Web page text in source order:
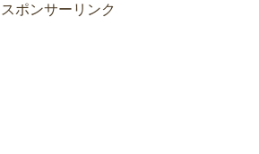
スポンサーリンク